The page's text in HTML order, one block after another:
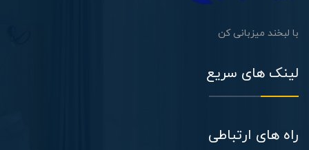
با لبخند میزبانی کن
لینک های سریع
راه های ارتباطی